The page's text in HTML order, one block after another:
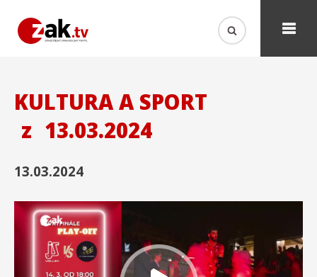
KULTURA A SPORT
z 13.03.2024
13.03.2024